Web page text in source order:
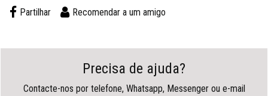
Partilhar Recomendar a um amigo
Precisa de ajuda?
Contacte-nos por telefone, Whatsapp, Messenger ou e-mail